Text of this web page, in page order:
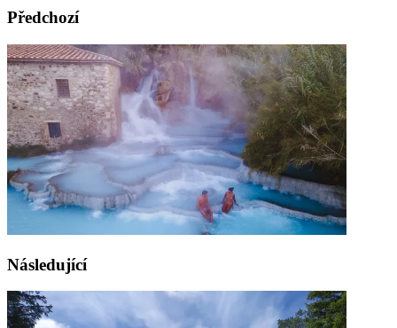
Předchozí
Následující